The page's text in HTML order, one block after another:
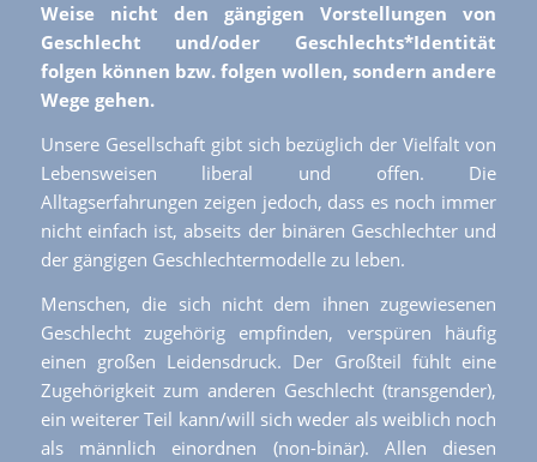
Weise nicht den gängigen Vorstellungen von
Geschlecht und/oder Geschlechts*Identität
folgen können bzw. folgen wollen, sondern andere
Wege gehen.
Unsere Gesellschaft gibt sich bezüglich der Vielfalt von
Lebensweisen liberal und offen. Die
Alltagserfahrungen zeigen jedoch, dass es noch immer
nicht einfach ist, abseits der binären Geschlechter und
der gängigen Geschlechtermodelle zu leben.
Menschen, die sich nicht dem ihnen zugewiesenen
Geschlecht zugehörig empfinden, verspüren häufig
einen großen Leidensdruck. Der Großteil fühlt eine
Zugehörigkeit zum anderen Geschlecht (transgender),
ein weiterer Teil kann/will sich weder als weiblich noch
als männlich einordnen (non-binär). Allen diesen